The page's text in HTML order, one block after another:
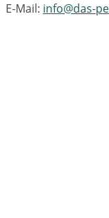
E-Mail: info@das-